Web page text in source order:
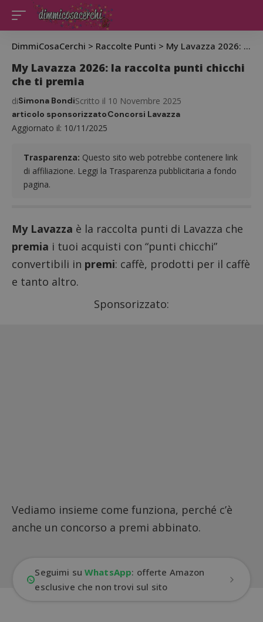
DimmiCosaCerchi > Raccolte Punti > My Lavazza 2026: la raccolta punti chicchi che ti premia
My Lavazza 2026: la raccolta punti chicchi
che ti premia
Aggiornato il: 10/11/2025
diSimona BondiScritto il 10 Novembre 2025
articolo sponsorizzatoConcorsi Lavazza
Trasparenza: Questo sito web potrebbe contenere link
di affiliazione. Leggi la Trasparenza pubblicitaria a fondo
pagina.
My Lavazza è la raccolta punti di Lavazza che
premia i tuoi acquisti con “punti chicchi”
convertibili in premi: caffè, prodotti per il caffè
e tanto altro.
Sponsorizzato:
Vediamo insieme come funziona, perché c’è
anche un concorso a premi abbinato.
Seguimi suWhatsApp: offerte Amazon
esclusive che non trovi sul sito